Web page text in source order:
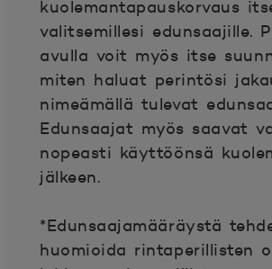
kuolemantapauskorvaus
valitsemillesi edunsaajille.
avulla voit myös itse
miten haluat perintösi
nimeämällä tulevat
Edunsaajat myös saavat
nopeasti käyttöönsä
jälkeen.
*Edunsaajamääräystä
huomioida rintaperillisten